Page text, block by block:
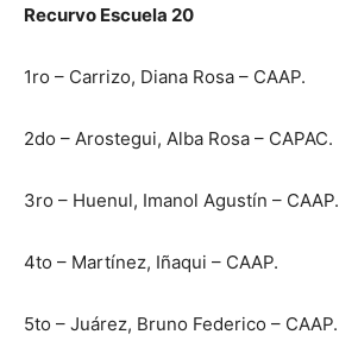
Recurvo Escuela 20
1ro – Carrizo, Diana Rosa – CAAP.
2do – Arostegui, Alba Rosa – CAPAC.
3ro – Huenul, Imanol Agustín – CAAP.
4to – Martínez, Iñaqui – CAAP.
5to – Juárez, Bruno Federico – CAAP.